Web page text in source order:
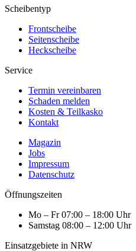
Scheibentyp
Frontscheibe
Seitenscheibe
Heckscheibe
Service
Termin vereinbaren
Schaden melden
Kosten & Teilkasko
Kontakt
Magazin
Jobs
Impressum
Datenschutz
Öffnungszeiten
Mo – Fr 07:00 – 18:00 Uhr
Samstag 08:00 – 12:00 Uhr
Einsatzgebiete in NRW